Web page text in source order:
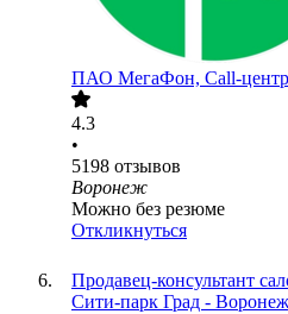
ПАО МегаФон, Call-центр
4.3
•
5198 отзывов
Воронеж
Можно без резюме
Откликнуться
Продавец-консультант
Сити-парк Град -